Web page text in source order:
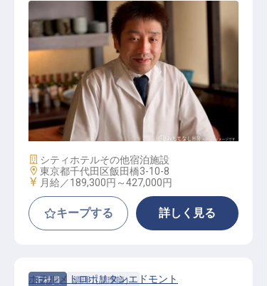
和食調理 課長
施設業態
シティホテルその他宿泊施設
勤務地
東京都千代田区飯田橋3-10-8
給与
月給／189,300円～427,000円
キープする 詳しく見る
正社員
調理（調理師）
ホテルメトロポリタンエドモント